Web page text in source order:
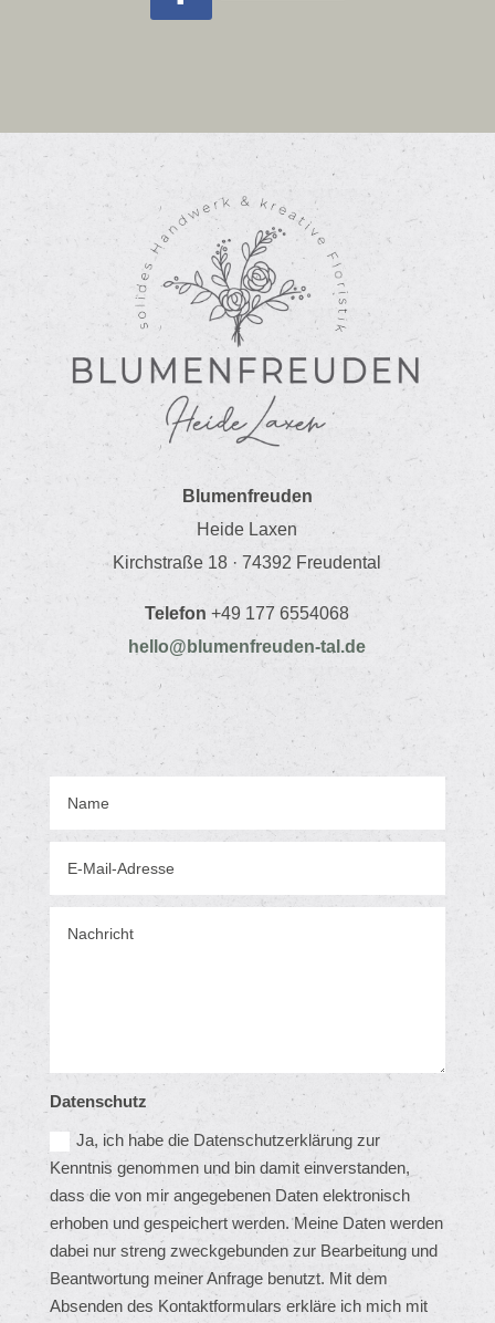
Blu­men­freuden
Heide Laxen
Kirch­straße 18 · 74392 Freudental
Telefon +49 177 6554068
hello@blumenfreuden-tal.de
Daten­schutz
Ja, ich habe die Daten­schutz­er­klä­rung zur
Kenntnis genommen und bin damit ein­ver­standen,
dass die von mir ange­ge­benen Daten elek­tro­nisch
erhoben und gespei­chert werden. Meine Daten werden
dabei nur streng zweck­ge­bunden zur Bear­bei­tung und
Beant­wor­tung meiner Anfrage benutzt. Mit dem
Absenden des Kon­takt­for­mu­lars erkläre ich mich mit